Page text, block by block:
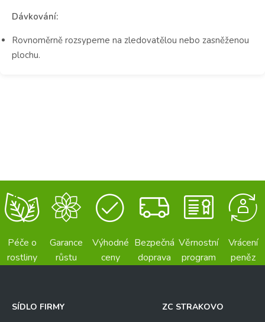
Dávkování:
Rovnoměrně rozsypeme na zledovatělou nebo zasněženou
plochu.
Péče o
rostliny
Garance
růstu
Výhodné
ceny
Bezpečná
doprava
Věrnostní
program
Vrácení
peněz
SÍDLO FIRMY
ZC STRAKOVO